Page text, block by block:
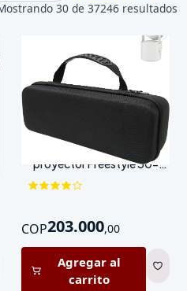
30 de 37246 resultados
Estuche rígido portátil para
proyector Freestyle 30-
COP203.000,00
Agregar al
carrito